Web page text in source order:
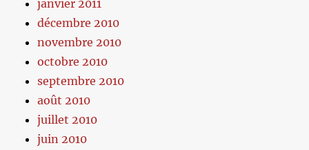
janvier 2011
décembre 2010
novembre 2010
octobre 2010
septembre 2010
août 2010
juillet 2010
juin 2010